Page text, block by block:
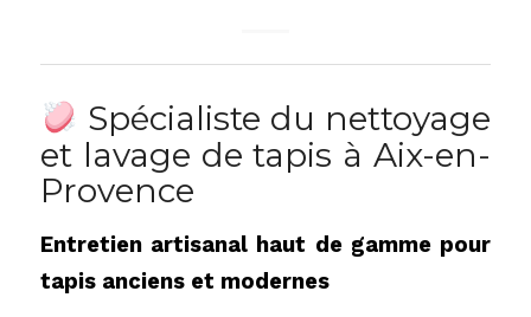
Spécialiste du nettoyage
et lavage de tapis à Aix-en-
Provence
Entretien artisanal haut de gamme pour
tapis anciens et modernes